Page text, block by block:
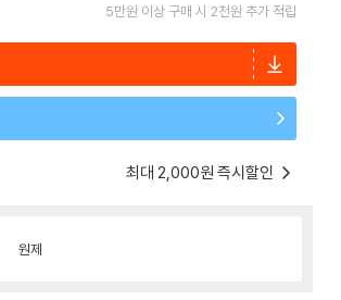
5만원 이상 구매 시 2천원 추가 적립
최대 2,000원 즉시할인
원제